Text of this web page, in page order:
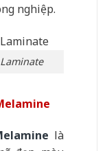
nghiệp.
là